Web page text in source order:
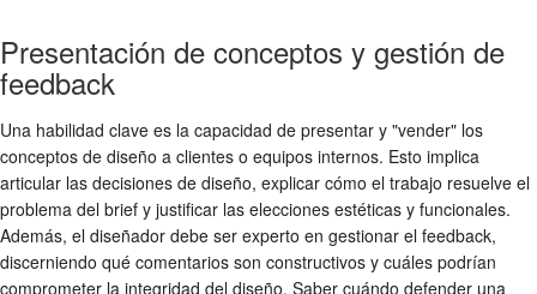
Presentación de conceptos y gestión de
feedback
Una habilidad clave es la capacidad de presentar y "vender" los
conceptos de diseño a clientes o equipos internos. Esto implica
articular las decisiones de diseño, explicar cómo el trabajo resuelve el
problema del brief y justificar las elecciones estéticas y funcionales.
Además, el diseñador debe ser experto en gestionar el feedback,
discerniendo qué comentarios son constructivos y cuáles podrían
comprometer la integridad del diseño. Saber cuándo defender una